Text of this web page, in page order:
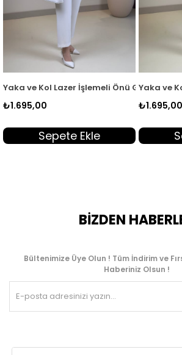
2003
Düğmeli Kadın Tunik Kırmızı KSR 2003
Yaka ve Kol Lazer İşlemeli Önü Gizli
₺1.695,00
Sepete Ekle
Yaka ve
₺1.695,00
BİZDEN
Bültenimize Üye Olun ! Tüm İndirim ve
Haberiniz Olsun !